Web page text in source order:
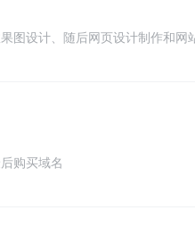
图设计、随后网页设计制作和网
网站维护更新客户无异议
购买域名